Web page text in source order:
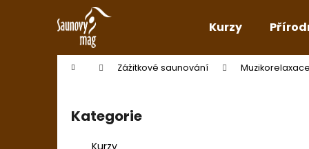
Kurzy
Domů Zážitkové saunování
Přeskočit
kategorie
Kategorie
Kurzy
Zpět
Zpět